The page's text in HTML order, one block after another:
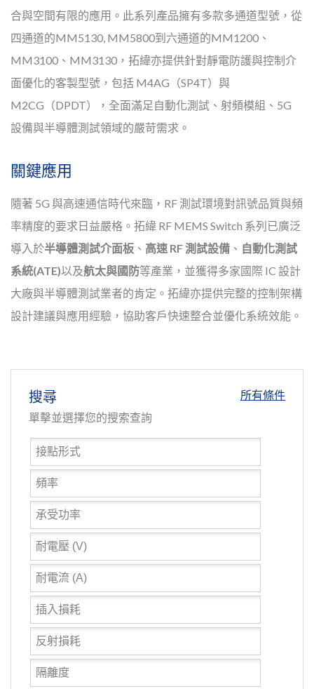
合與空間有限的應用。此系列產品擁有多款多通道型號，從
四通道的MM5130, MM5800到六通道的MM1200、
MM3100、MM3130，拓緯亦提供針對靜電防護與控制介
面優化的客製型號，包括 M4AG（SP4T）與
M2CG（DPDT），全面滿足自動化測試、射頻模組、5G
設備與半導體測試領域的嚴苛需求。
關鍵應用
隨著 5G 與高速通信時代來臨，RF 測試環境對訊號品質與頻
率精度的要求日益嚴格。拓緯 RF MEMS Switch 系列已廣泛
導入於半導體測試介面板 、 高速 RF 測試設備 、 自動化測試
系統(ATE)以及航太與國防等產業，並獲得多家國際 IC 設計
大廠與半導體測試業者的肯定。拓緯亦提供完整的控制架構
設計建議與應用經驗，協助客戶快速整合並優化系統效能。
所有條件
搜尋
單擊並選擇您的搜索查詢